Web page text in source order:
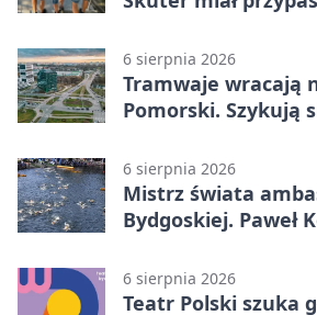
6 sierpnia 2026
Tramwaje wracają
Pomorski. Szykują
6 sierpnia 2026
Mistrz świata
Bydgoskiej. Paweł
6 sierpnia 2026
Teatr Polski szuka